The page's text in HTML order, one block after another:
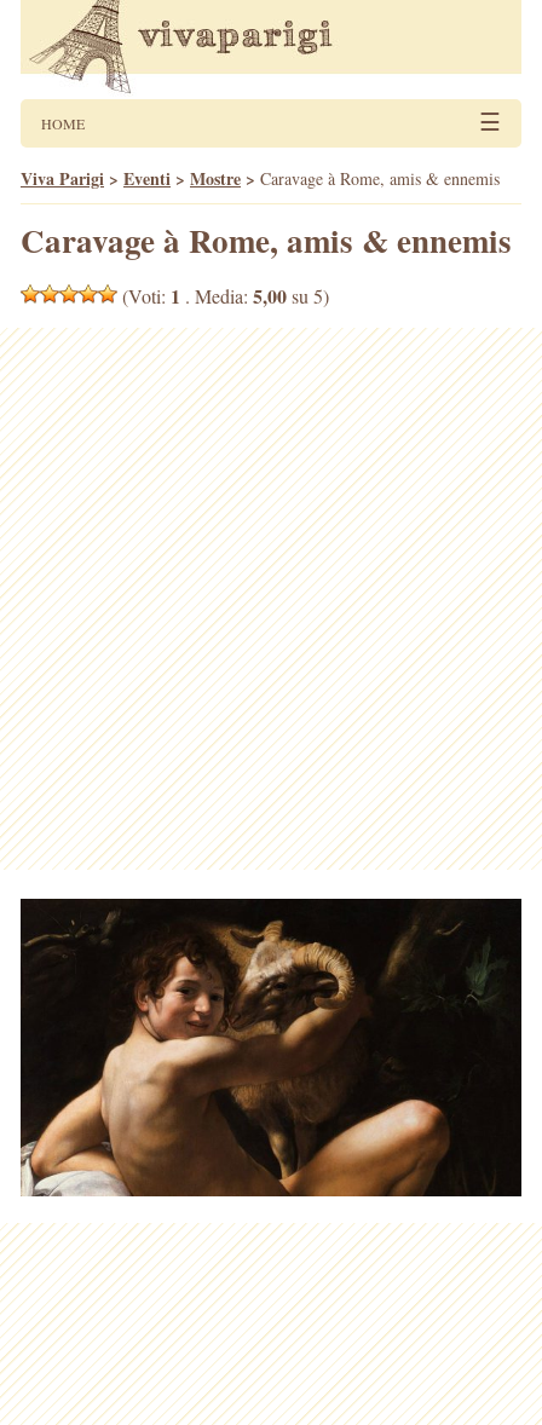
HOME ☰
Viva Parigi > Eventi > Mostre > Caravage à Rome, amis & ennemis
Caravage à Rome, amis & ennemis
(Voti: 1 . Media: 5,00su 5)